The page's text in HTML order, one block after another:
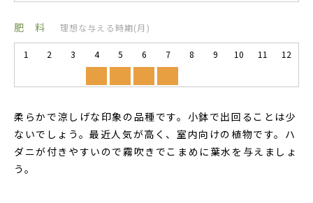
肥 料 理想な与える時期(月)
1 2 3 4 5 6 7 8 9 10 11 12
柔らかで涼しげな印象の品種です。小鉢で出回ることは少
ないでしょう。最近人気が高く、室内向けの植物です。ハ
ダニが付きやすいので霧吹きでこまめに葉水を与えましょ
う。